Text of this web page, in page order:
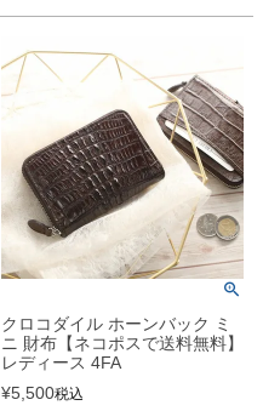
クロコダイル ホーンバック ミ
ニ 財布【ネコポスで送料無料】
レディース 4FA
¥5,500税込